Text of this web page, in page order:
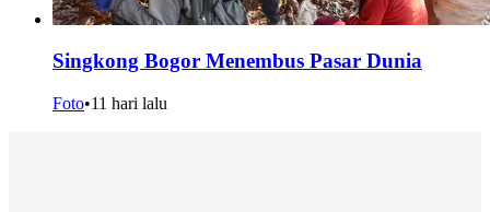
Singkong Bogor Menembus Pasar Dunia
Foto•11 hari lalu